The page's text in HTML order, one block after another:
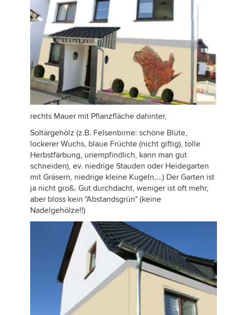
rechts Mauer mit Pflanzfläche dahinter,
Soltärgehölz (z.B. Felsenbirne: schöne Blüte,
lockerer Wuchs, blaue Früchte (nicht giftig), tolle
Herbstfärbung, unempfindlich, kann man gut
schneiden), ev. niedrige Stauden oder Heidegarten
mit Gräsern, niedrige kleine Kugeln,...) Der Garten ist
ja nicht groß. Gut durchdacht, weniger ist oft mehr,
aber bloss kein "Abstandsgrün" (keine
Nadelgehölze!!)